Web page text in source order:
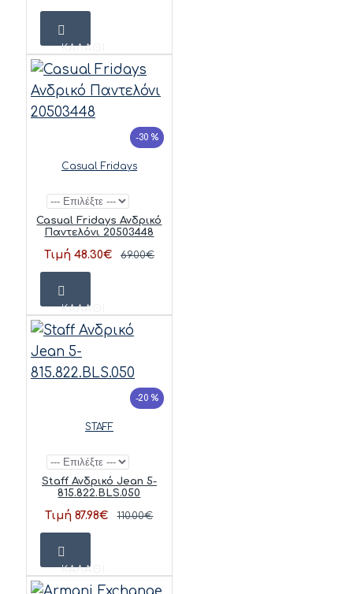
ΚΑΛΆΘΙ
-30 %
Casual Fridays
Casual Fridays Ανδρικό
Παντελόνι 20503448
Τιμή 48.30€ 69.00€
ΚΑΛΆΘΙ
-20 %
STAFF
Staff Ανδρικό Jean 5-
815.822.BLS.050
Τιμή 87.98€ 110.00€
ΚΑΛΆΘΙ